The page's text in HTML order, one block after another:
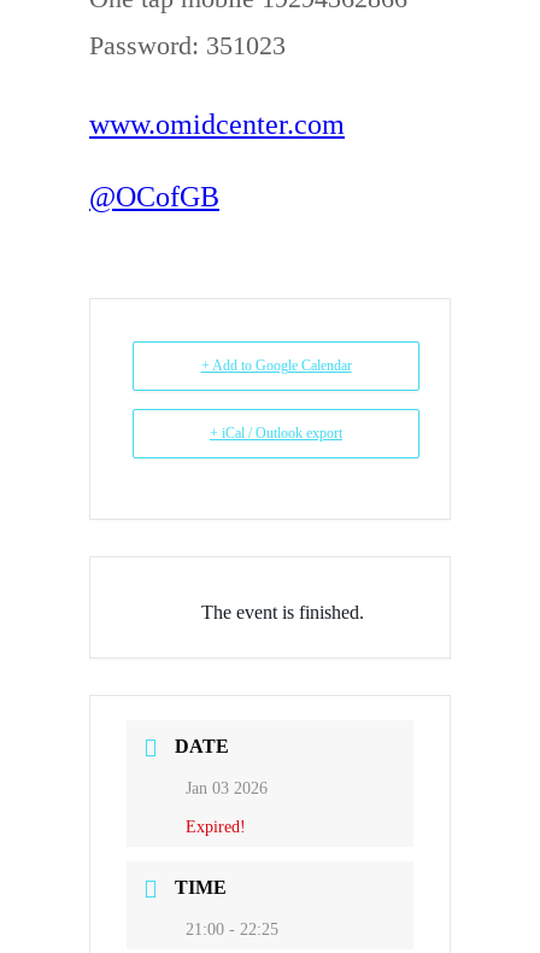
Password: 351023
www.omidcenter.com
@OCofGB
+ Add to Google Calendar
+ iCal / Outlook export
The event is finished.
DATE
Jan 03 2026
Expired!
TIME
21:00 - 22:25